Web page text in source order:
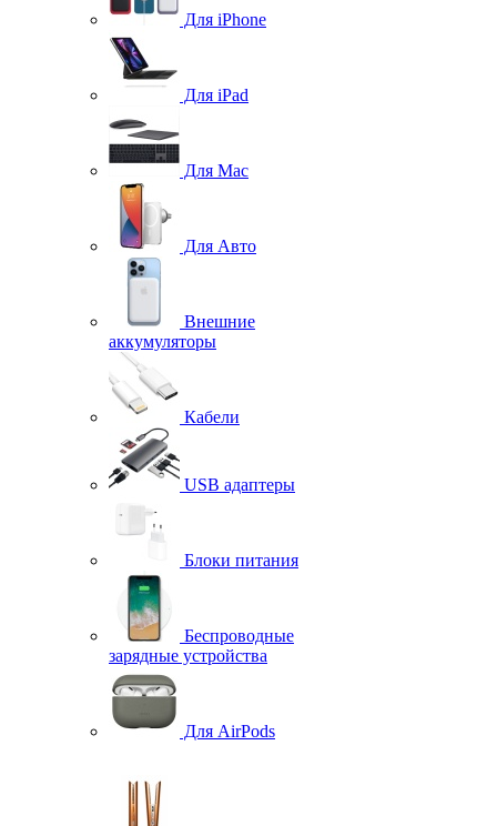
Для iPhone
Для iPad
Для Mac
Для Авто
Внешние
аккумуляторы
Кабели
USB адаптеры
Блоки питания
Беспроводные
зарядные устройства
Для AirPods